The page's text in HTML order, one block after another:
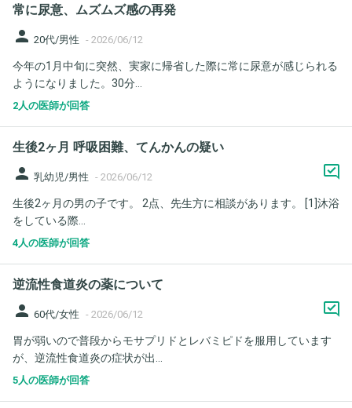
常に尿意、ムズムズ感の再発
person 20代/男性 - 2026/06/12
今年の1月中旬に突然、実家に帰省した際に常に尿意が感じられる
ようになりました。30分...
2人の医師が回答
生後2ヶ月 呼吸困難、てんかんの疑い
person 乳幼児/男性 - 2026/06/12
生後2ヶ月の男の子です。 2点、先生方に相談があります。 [1]沐浴
をしている際...
4人の医師が回答
逆流性食道炎の薬について
person 60代/女性 - 2026/06/12
胃が弱いので普段からモサプリドとレバミピドを服用しています
が、逆流性食道炎の症状が出...
5人の医師が回答